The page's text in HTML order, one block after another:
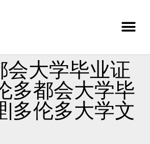
会大学毕业证
多都会大学毕
|多伦多大学文